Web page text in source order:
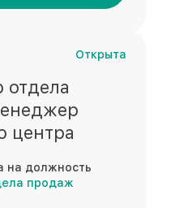
Открыта
центра
на должность
продаж